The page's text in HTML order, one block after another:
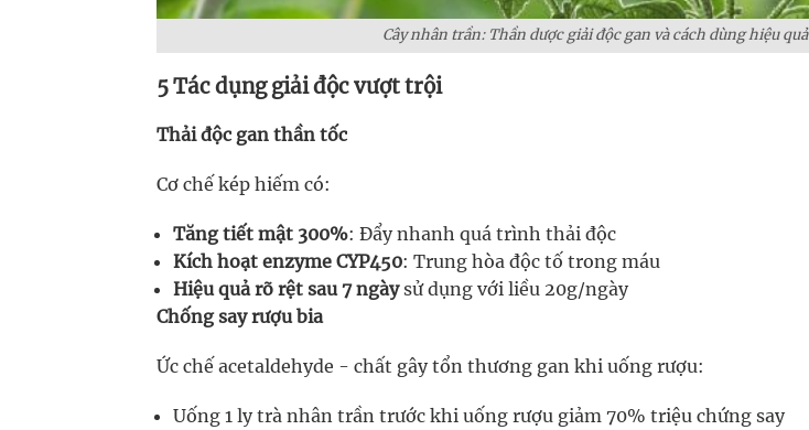
Cây nhân trần: Thần dược giải độc gan và cách dùng hiệu quả
5 Tác dụng giải độc vượt trội
Thải độc gan thần tốc
Cơ chế kép hiếm có:
Tăng tiết mật 300%: Đẩy nhanh quá trình thải độc
Kích hoạt enzyme CYP450: Trung hòa độc tố trong máu
Hiệu quả rõ rệt sau 7 ngàysử dụng với liều 20g/ngày
Chống say rượu bia
Ức chế acetaldehyde - chất gây tổn thương gan khi uống rượu:
Uống 1 ly trà nhân trần trước khi uống rượu giảm 70% triệu chứng say